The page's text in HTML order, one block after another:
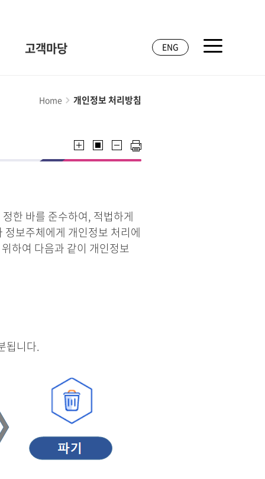
고객마당 ENG
Home 개인정보 처리방침
한 바를 준수하여, 적법하게
보주체에게 개인정보 처리에
하여 다음과 같이 개인정보
됩니다.